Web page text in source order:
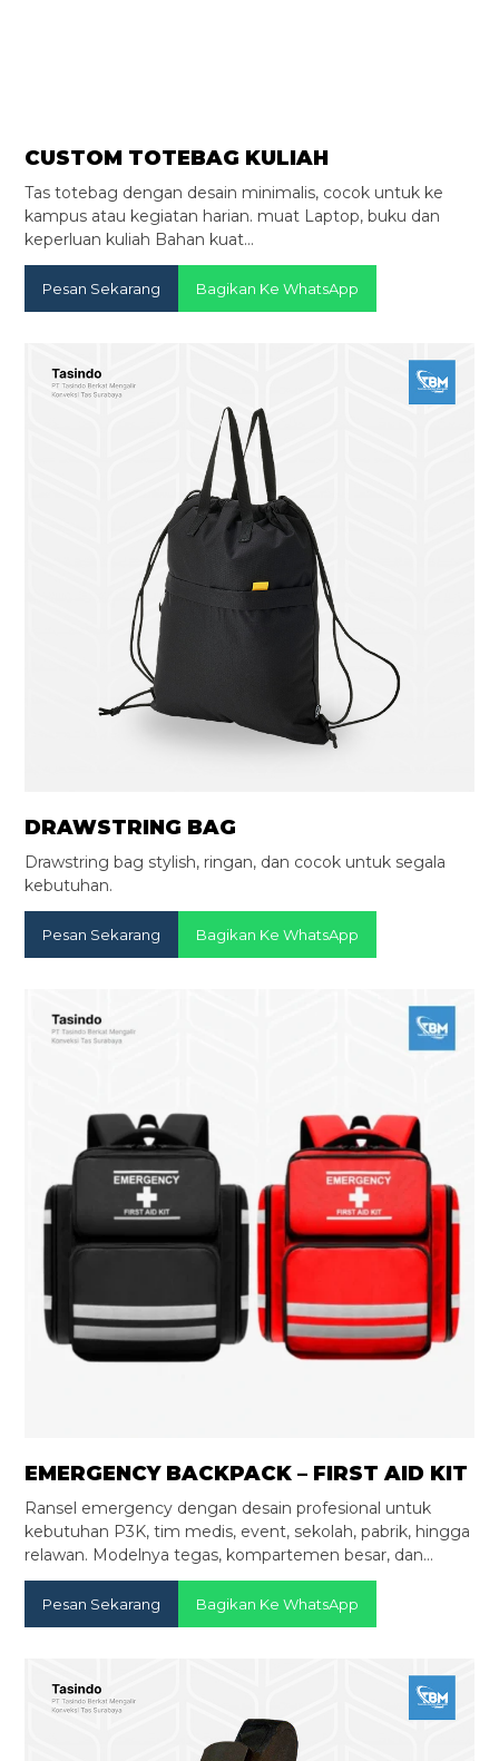
CUSTOM TOTEBAG KULIAH
Tas totebag dengan desain minimalis, cocok untuk ke
kampus atau kegiatan harian. muat Laptop, buku dan
keperluan kuliah Bahan kuat…
Pesan Sekarang Bagikan Ke WhatsApp
DRAWSTRING BAG
Drawstring bag stylish, ringan, dan cocok untuk segala
kebutuhan.
Pesan Sekarang Bagikan Ke WhatsApp
EMERGENCY BACKPACK – FIRST AID KIT
Ransel emergency dengan desain profesional untuk
kebutuhan P3K, tim medis, event, sekolah, pabrik, hingga
relawan. Modelnya tegas, kompartemen besar, dan…
Pesan Sekarang Bagikan Ke WhatsApp